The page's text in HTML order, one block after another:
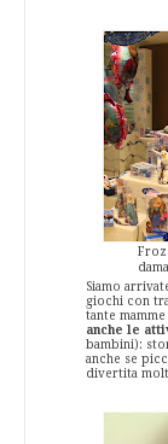
Siamo
giochi con
tante
anche le
bambini):
anche se
divertita